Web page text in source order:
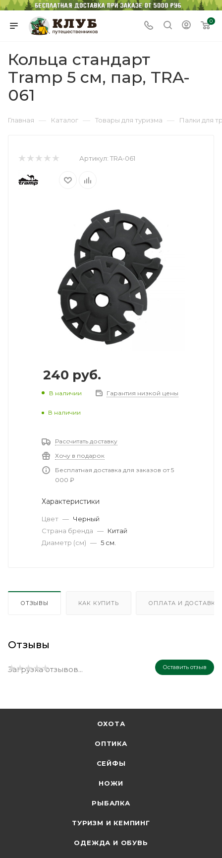
0
Кольца стандарт
Tramp 5 см, паp, TRA-
061
Главная — Каталог — Товары для туризма — Палки для
Артикул: TRA-061
240 руб.
В наличии Гарантия низкой цены
В наличии
Рассчитать доставку
Хочу в подарок
Бесплатная доставка для заказов от 5
000 ₽
Характеристики
Цвет — Черный
Страна бренда — Китай
Диаметр (см) — 5 см.
ОТЗЫВЫ КАК КУПИТЬ ОПЛАТА И ДОСТАВКА
Отзывы
Оставить отзыв
Загрузка отзывов...
ОХОТА
ОПТИКА
СЕЙФЫ
НОЖИ
РЫБАЛКА
ТУРИЗМ И КЕМПИНГ
ОДЕЖДА И ОБУВЬ